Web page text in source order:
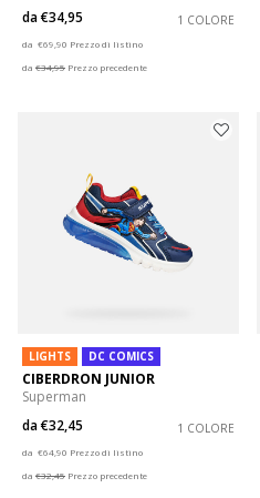
da€34,95 1 COLORE
da €69,90 Prezzo di listino
da €34,95 Prezzo precedente
LIGHTS DC COMICS
CIBERDRON JUNIOR
Superman
da€32,45 1 COLORE
da €64,90 Prezzo di listino
da €32,45 Prezzo precedente